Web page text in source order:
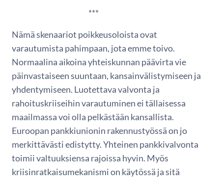
***
Nämä skenaariot poikkeusoloista ovat
varautumista pahimpaan, jota emme toivo.
Normaalina aikoina yhteiskunnan päävirta vie
päinvastaiseen suuntaan, kansainvälistymiseen ja
yhdentymiseen. Luotettava valvonta ja
rahoituskriiseihin varautuminen ei tällaisessa
maailmassa voi olla pelkästään kansallista.
Euroopan pankkiunionin rakennustyössä on jo
merkittävästi edistytty. Yhteinen pankkivalvonta
toimii valtuuksiensa rajoissa hyvin. Myös
kriisinratkaisumekanismi on käytössä ja sitä